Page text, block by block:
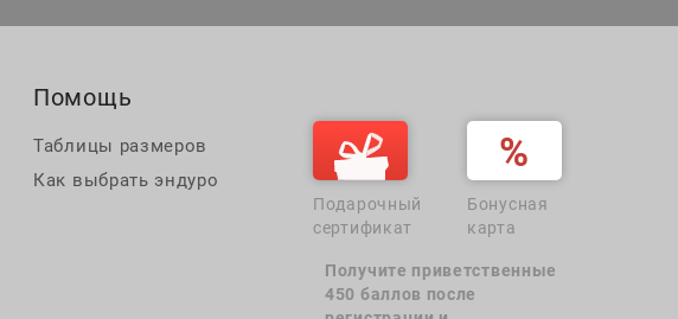
Помощь
Таблицы размеров
Как выбрать эндуро
Подарочный
сертификат
Бонусная
карта
Получите приветственные
450 баллов после